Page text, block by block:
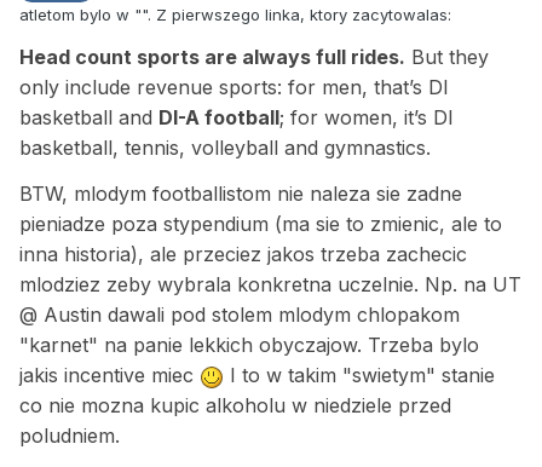
atletom bylo w "". Z pierwszego linka, ktory zacytowalas:
Head count sports are always full rides. But they
only include revenue sports: for men, that’s DI
basketball and DI-A football; for women, it’s DI
basketball, tennis, volleyball and gymnastics.
BTW, mlodym footballistom nie naleza sie zadne
pieniadze poza stypendium (ma sie to zmienic, ale to
inna historia), ale przeciez jakos trzeba zachecic
mlodziez zeby wybrala konkretna uczelnie. Np. na UT
@ Austin dawali pod stolem mlodym chlopakom
"karnet" na panie lekkich obyczajow. Trzeba bylo
jakis incentive miec
I to w takim "swietym" stanie
co nie mozna kupic alkoholu w niedziele przed
poludniem.